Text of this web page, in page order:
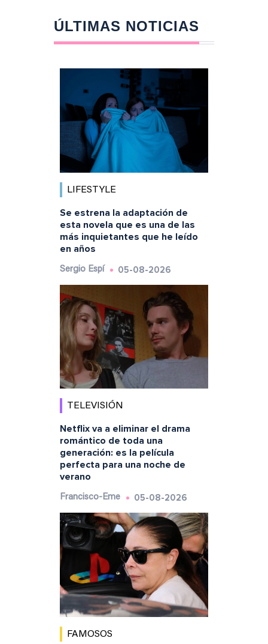
ÚLTIMAS NOTICIAS
LIFESTYLE
Se estrena la adaptación de
esta novela que es una de las
más inquietantes que he leído
en años
Sergio Espí 05-08-2026
TELEVISIÓN
Netflix va a eliminar el drama
romántico de toda una
generación: es la película
perfecta para una noche de
verano
Francisco-Eme 05-08-2026
FAMOSOS